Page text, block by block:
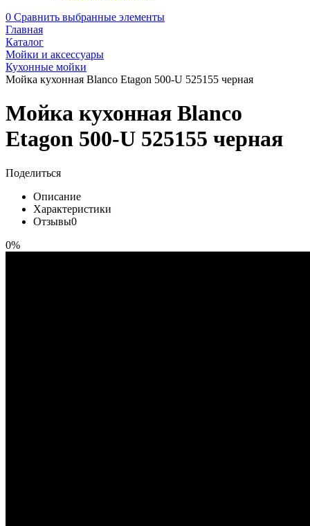
0 Сравнить выбранные элементы
Главная
Каталог
Мойки и аксессуары
Кухонные мойки
Мойка кухонная Blanco Etagon 500-U 525155 черная
Мойка кухонная Blanco
Etagon 500-U 525155 черная
Поделиться
Описание
Характеристики
Отзывы0
0%